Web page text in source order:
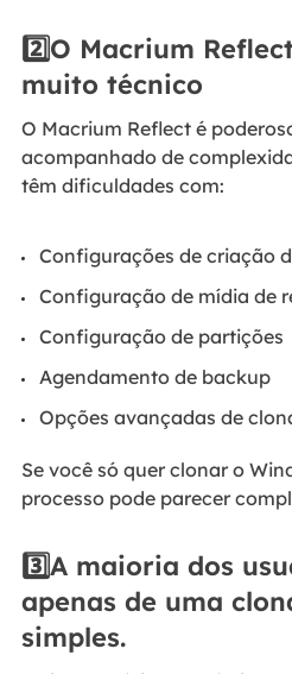
2️⃣O Macrium
muito técnico
O Macrium Reflect é
acompanhado de
têm dificuldades com:
Configurações de criação
Configuração de mídia de
Configuração de partições
Agendamento de backup
Opções avançadas de
Se você só quer clonar o
processo pode parecer
3️⃣A maioria dos
apenas de uma
simples.